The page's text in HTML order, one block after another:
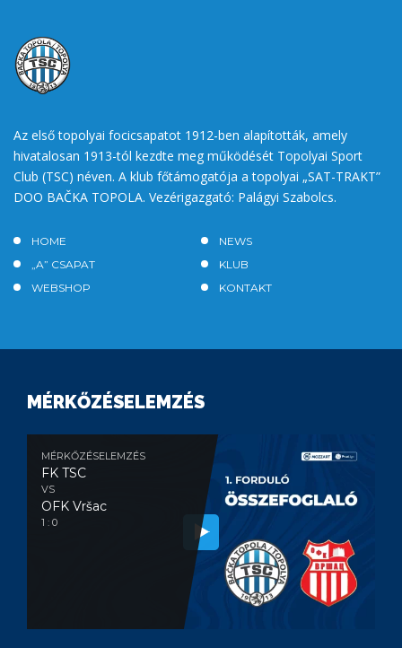
Az első topolyai focicsapatot 1912-ben alapították, amely
hivatalosan 1913-tól kezdte meg működését Topolyai Sport
Club (TSC) néven. A klub főtámogatója a topolyai „SAT-TRAKT”
DOO BAČKA TOPOLA. Vezérigazgató: Palágyi Szabolcs.
HOME
NEWS
„A” CSAPAT
KLUB
WEBSHOP
KONTAKT
MÉRKŐZÉSELEMZÉS
MÉRKŐZÉSELEMZÉS
FK TSC
VS
OFK Vršac
1 : 0